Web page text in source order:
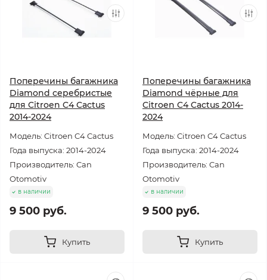
Поперечины багажника
Diamond серебристые
для Citroen C4 Cactus
2014-2024
Модель: Citroen C4 Cactus
Года выпуска: 2014-2024
Производитель: Can
Otomotiv
в наличии
9 500 руб.
Купить
Поперечины багажника
Diamond чёрные для
Citroen C4 Cactus 2014-
2024
Модель: Citroen C4 Cactus
Года выпуска: 2014-2024
Производитель: Can
Otomotiv
в наличии
9 500 руб.
Купить